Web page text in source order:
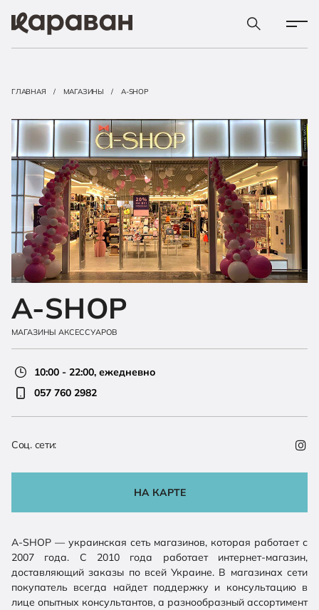
ГЛАВНАЯ МАГАЗИНЫ A-SHOP
A-SHOP
МАГАЗИНЫ АКСЕССУАРОВ
А-SHOP — украинская сеть магазинов, которая работает с
2007 года. С 2010 года работает интернет-магазин,
доставляющий заказы по всей Украине. В магазинах сети
покупатель всегда найдет поддержку и консультацию в
лице опытных консультантов, а разнообразный ассортимент
10:00 - 22:00, ежедневно
057 760 2982
Соц. сети:
НА КАРТЕ